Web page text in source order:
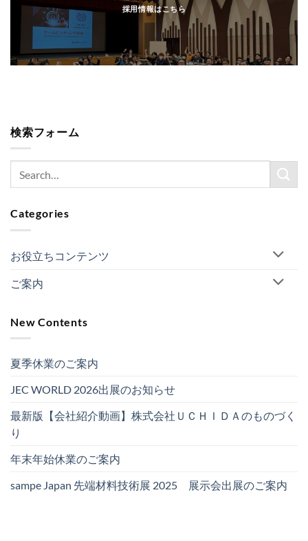
採用情報はこちら
検索フォーム
Categories
お役立ちコンテンツ
ご案内
New Contents
夏季休業のご案内
JEC WORLD 2026出展のお知らせ
最新版【会社紹介動画】株式会社ＵＣＨＩＤＡのものづく
り
年末年始休業のご案内
sampe Japan 先端材料技術展 2025 展示会出展のご案内